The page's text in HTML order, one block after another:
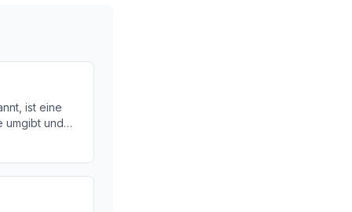
ist eine
umgibt und
Hier